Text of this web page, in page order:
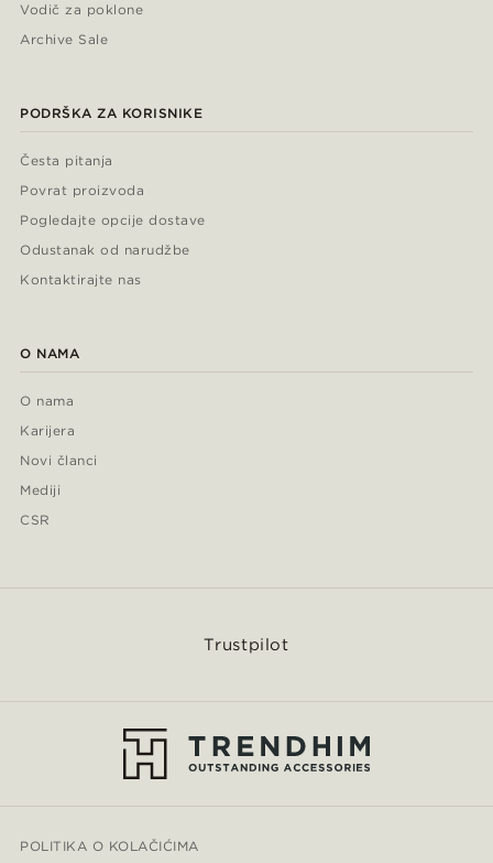
Vodič za poklone
Archive Sale
PODRŠKA ZA KORISNIKE
Česta pitanja
Povrat proizvoda
Pogledajte opcije dostave
Odustanak od narudžbe
Kontaktirajte nas
O NAMA
O nama
Karijera
Novi članci
Mediji
CSR
Trustpilot
POLITIKA O KOLAČIĆIMA